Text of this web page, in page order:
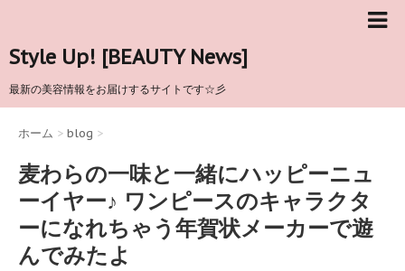
Style Up! [BEAUTY News]
最新の美容情報をお届けするサイトです☆彡
ホーム > blog >
麦わらの一味と一緒にハッピーニュ
ーイヤー♪ ワンピースのキャラクタ
ーになれちゃう年賀状メーカーで遊
んでみたよ